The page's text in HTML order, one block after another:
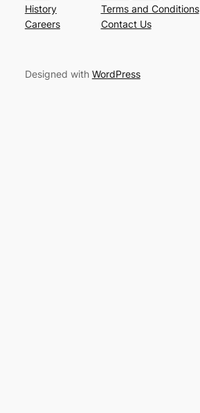
History
Careers
Terms and Conditions
Contact Us
Designed with WordPress